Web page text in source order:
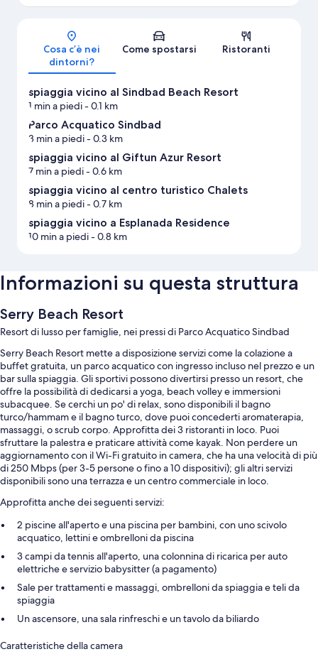
Mappa
Cosa c’è nei
dintorni?
Come spostarsi Ristoranti
spiaggia vicino al Sindbad Beach Resort
1 min a piedi- 0.1 km
Parco Acquatico Sindbad
3 min a piedi- 0.3 km
spiaggia vicino al Giftun Azur Resort
7 min a piedi- 0.6 km
spiaggia vicino al centro turistico Chalets
8 min a piedi- 0.7 km
spiaggia vicino a Esplanada Residence
10 min a piedi- 0.8 km
Informazioni su questa struttura
Serry Beach Resort
Resort di lusso per famiglie, nei pressi di Parco Acquatico Sindbad
Serry Beach Resort mette a disposizione servizi come la colazione a
buffet gratuita, un parco acquatico con ingresso incluso nel prezzo e un
bar sulla spiaggia. Gli sportivi possono divertirsi presso un resort, che
offre la possibilità di dedicarsi a yoga, beach volley e immersioni
subacquee. Se cerchi un po' di relax, sono disponibili il bagno
turco/hammam e il bagno turco, dove puoi concederti aromaterapia,
massaggi, o scrub corpo. Approfitta dei 3 ristoranti in loco. Puoi
sfruttare la palestra e praticare attività come kayak. Non perdere un
aggiornamento con il Wi-Fi gratuito in camera, che ha una velocità di più
di 250 Mbps (per 3-5 persone o fino a 10 dispositivi); gli altri servizi
disponibili sono una terrazza e un centro commerciale in loco.
Approfitta anche dei seguenti servizi:
2 piscine all'aperto e una piscina per bambini, con uno scivolo
acquatico, lettini e ombrelloni da piscina
3 campi da tennis all'aperto, una colonnina di ricarica per auto
elettriche e servizio babysitter (a pagamento)
Sale per trattamenti e massaggi, ombrelloni da spiaggia e teli da
spiaggia
Un ascensore, una sala rinfreschi e un tavolo da biliardo
Caratteristiche della camera